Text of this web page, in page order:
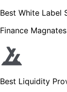
Best White Label
Finance
Best Liquidity